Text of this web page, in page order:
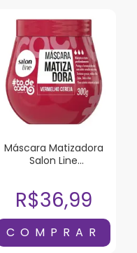
Máscara Matizadora
Salon Line
R$36,99